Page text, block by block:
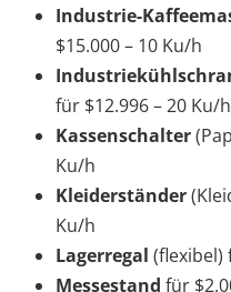
Industrie-
$15.000 – 10 Ku/h
für $12.996 – 20 Ku/h
Kassenschalter
Ku/h
Kleiderständer
Ku/h
Lagerregal (flexibel)
Messestand für